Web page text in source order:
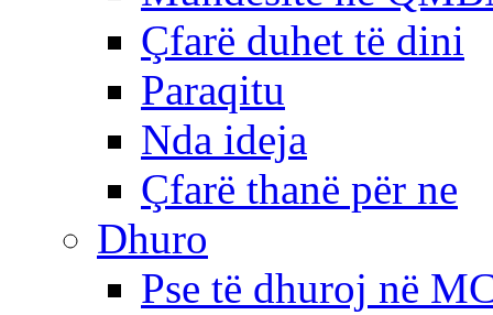
Çfarë duhet të dini
Paraqitu
Nda ideja
Çfarë thanë për ne
Dhuro
Pse të dhuroj në